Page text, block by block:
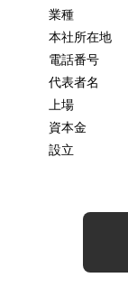
業種
本社所在地
電話番号
代表者名
上場
資本金
設立